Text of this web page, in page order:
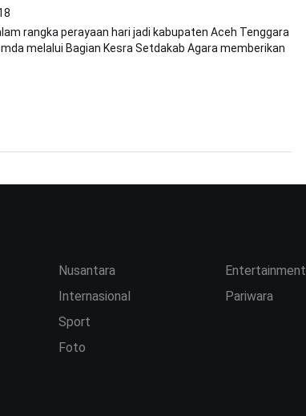
rangka perayaan hari jadi kabupaten Aceh Tenggara
melalui Bagian Kesra Setdakab Agara memberikan
Nusantara
Internasional
Sport
Foto
Entertainment
Pariwara